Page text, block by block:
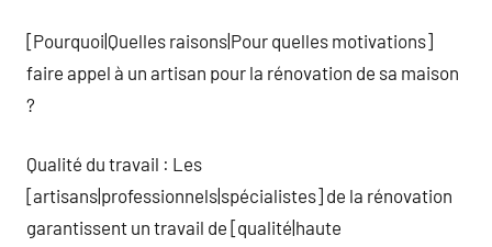
[Pourquoi|Quelles raisons|Pour quelles motivations]
faire appel à un artisan pour la rénovation de sa maison
?
Qualité du travail : Les
[artisans|professionnels|spécialistes] de la rénovation
garantissent un travail de [qualité|haute